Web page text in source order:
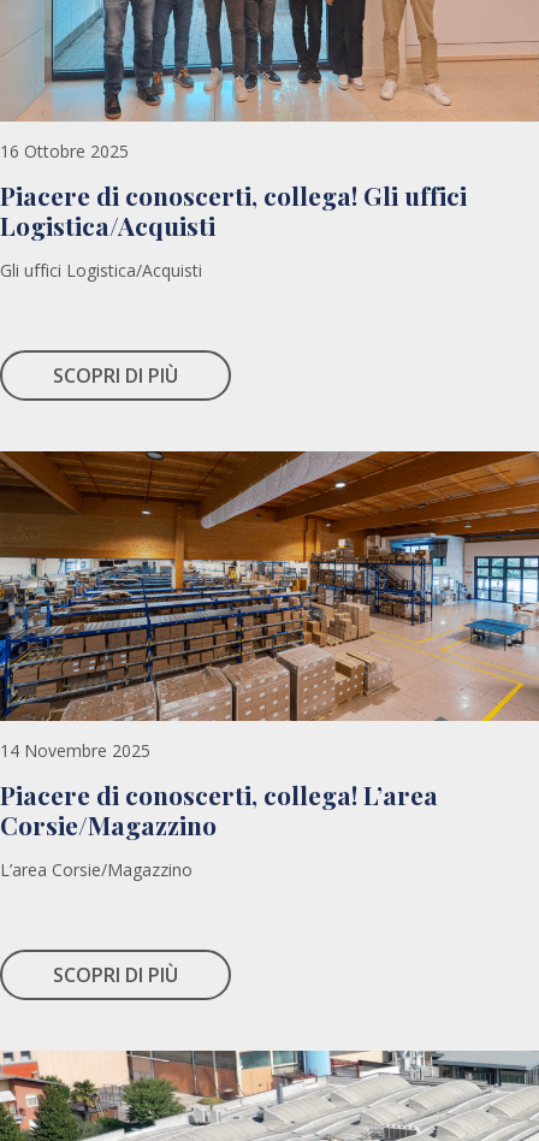
16 Ottobre 2025
Piacere di conoscerti, collega! Gli uffici
Logistica/Acquisti
Gli uffici Logistica/Acquisti
SCOPRI DI PIÙ
14 Novembre 2025
Piacere di conoscerti, collega! L’area
Corsie/Magazzino
L’area Corsie/Magazzino
SCOPRI DI PIÙ